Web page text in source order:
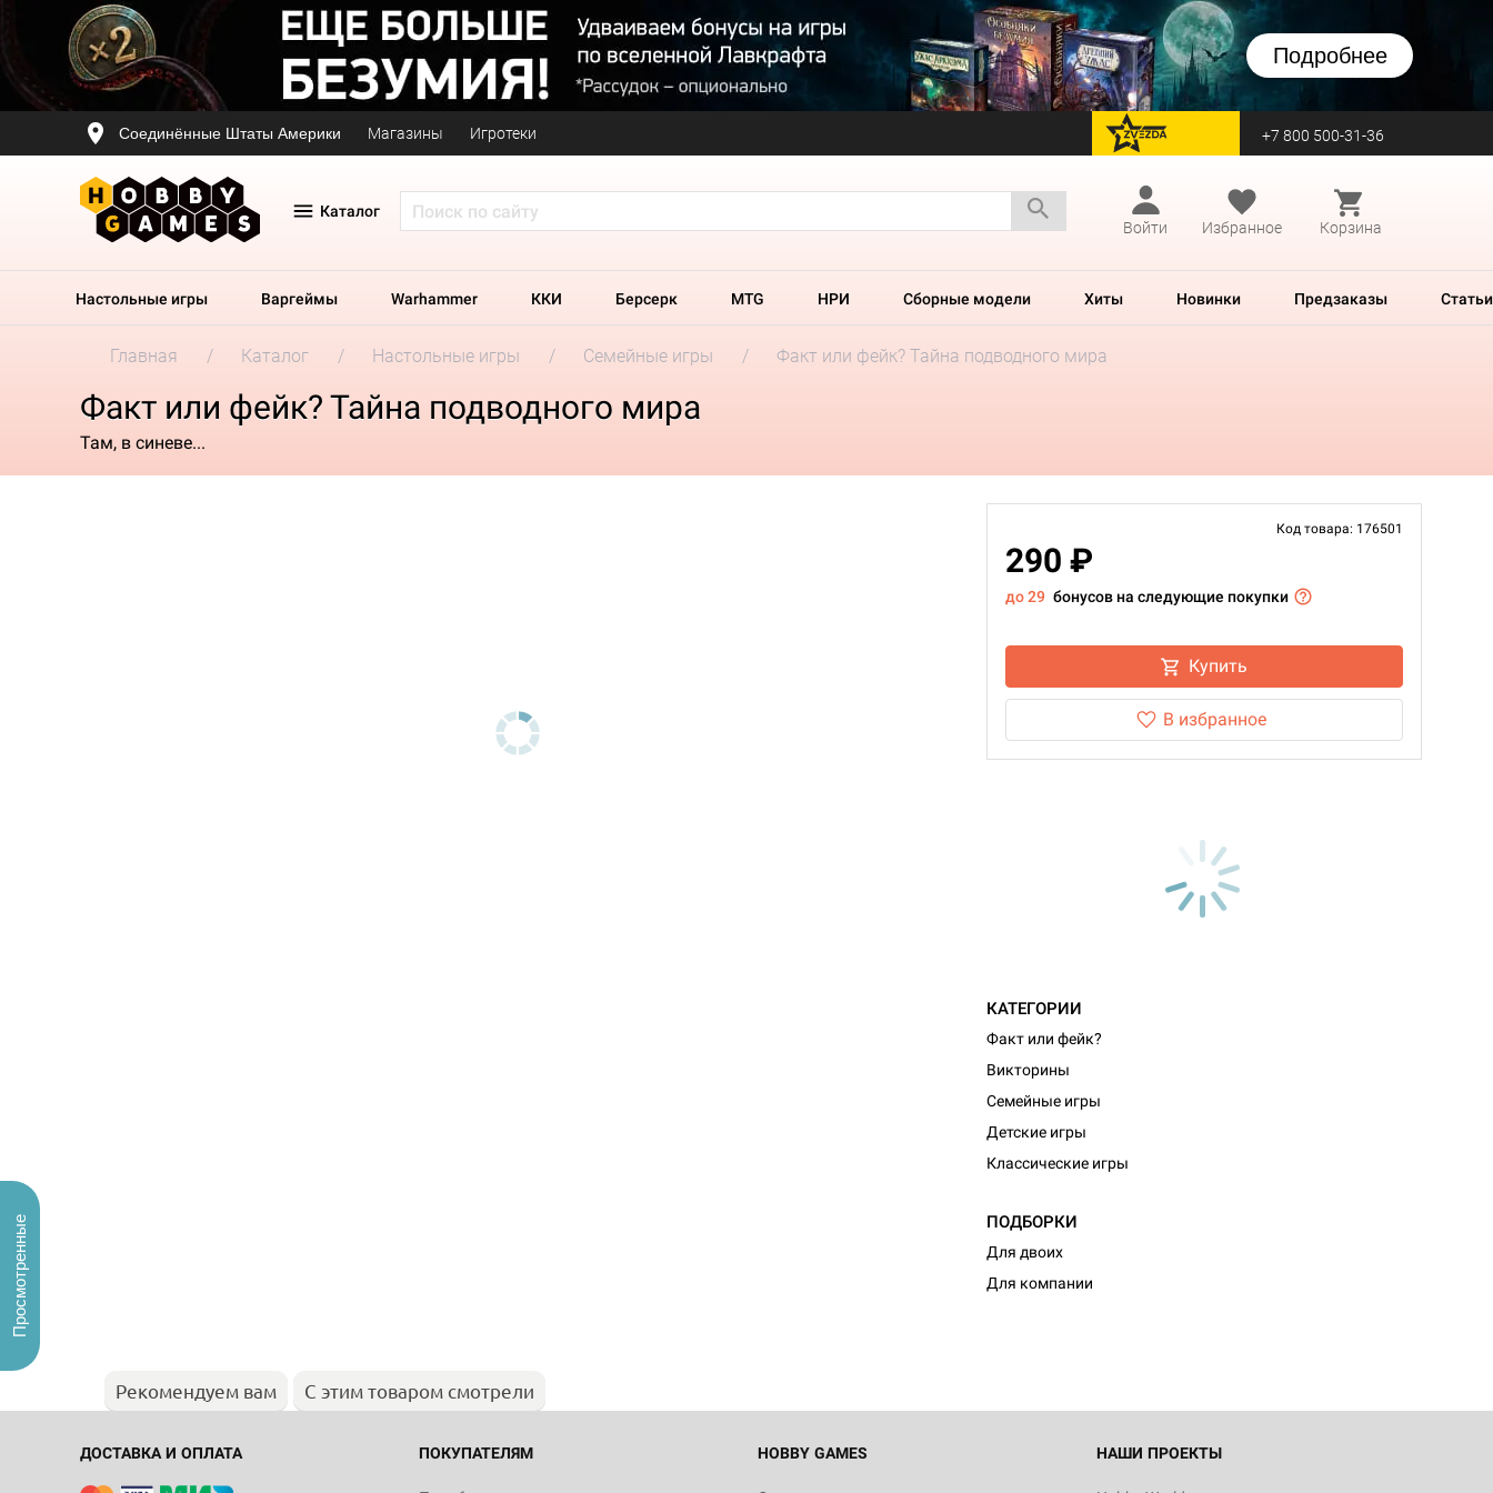
Подробнее
Соединённые Штаты Америки Магазины Игротеки перейти на Zvezda +7 800 500-31-36
Каталог
Войти
Избранное Корзина
Настольные игры Варгеймы Warhammer ККИ Берсерк MTG НРИ Сборные модели Хиты Новинки Предзаказы Статьи
Главная Каталог Настольные игры Семейные игры Факт или фейк? Тайна подводного мира
Факт или фейк? Тайна подводного мира
Там, в синеве...
Код товара: 176501
290 ₽
до 29 бонусов на следующие покупки
Купить
В избранное
КАТЕГОРИИ
Факт или фейк?
Викторины
Семейные игры
Детские игры
Классические игры
ПОДБОРКИ
Для двоих
Для компании
Рекомендуем вам С этим товаром смотрели
ДОСТАВКА И ОПЛАТА ПОКУПАТЕЛЯМ HOBBY GAMES НАШИ ПРОЕКТЫ
Просмотренные
Настольная игра Hobby World Монстры
Белая смерть
12 990